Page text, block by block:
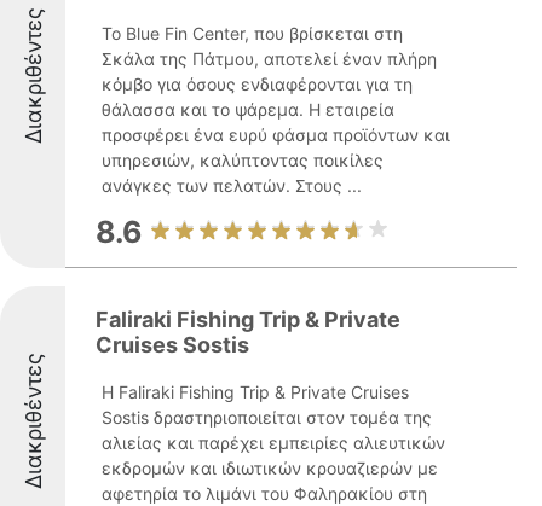
Διακριθέντες
Το Blue Fin Center, που βρίσκεται στη
Σκάλα της Πάτμου, αποτελεί έναν πλήρη
κόμβο για όσους ενδιαφέρονται για τη
θάλασσα και το ψάρεμα. Η εταιρεία
προσφέρει ένα ευρύ φάσμα προϊόντων και
υπηρεσιών, καλύπτοντας ποικίλες
ανάγκες των πελατών. Στους ...
8.6
Διακριθέντες
Faliraki Fishing Trip & Private
Cruises Sostis
Η Faliraki Fishing Trip & Private Cruises
Sostis δραστηριοποιείται στον τομέα της
αλιείας και παρέχει εμπειρίες αλιευτικών
εκδρομών και ιδιωτικών κρουαζιερών με
αφετηρία το λιμάνι του Φαληρακίου στη